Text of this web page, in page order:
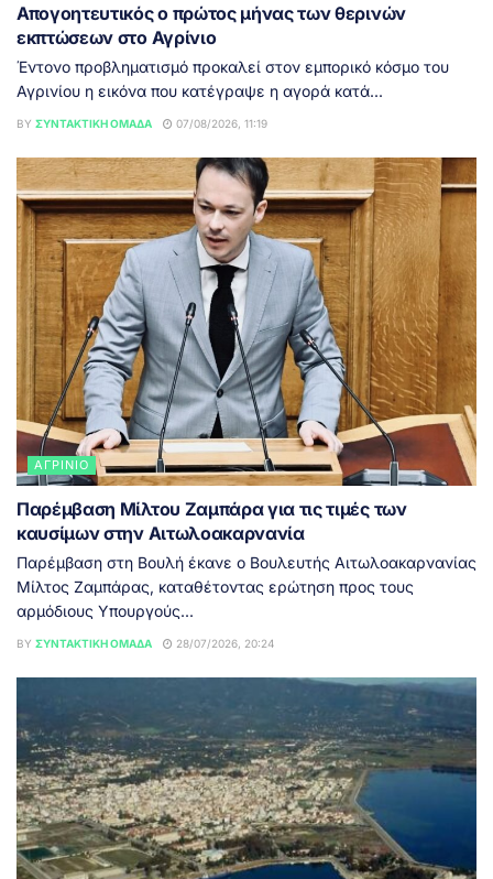
Απογοητευτικός ο πρώτος μήνας των θερινών
εκπτώσεων στο Αγρίνιο
Έντονο προβληματισμό προκαλεί στον εμπορικό κόσμο του
Αγρινίου η εικόνα που κατέγραψε η αγορά κατά...
BY ΣΥΝΤΑΚΤΙΚΉ ΟΜΆΔΑ 07/08/2026, 11:19
ΑΓΡΊΝΙΟ
Παρέμβαση Μίλτου Ζαμπάρα για τις τιμές των
καυσίμων στην Αιτωλοακαρνανία
Παρέμβαση στη Βουλή έκανε ο Βουλευτής Αιτωλοακαρνανίας
Μίλτος Ζαμπάρας, καταθέτοντας ερώτηση προς τους
αρμόδιους Υπουργούς...
BY ΣΥΝΤΑΚΤΙΚΉ ΟΜΆΔΑ 28/07/2026, 20:24